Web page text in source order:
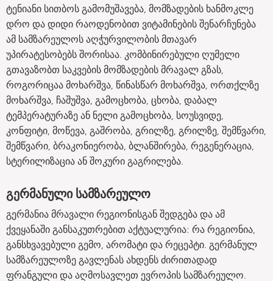
ტენიანი სითბოს გამომუშავება, მომზადების ხანმოკლე
დრო და დიდი რაოდენობით ვიტამინების შენარჩუნება
ამ სამზარეულოს აღჭურვილობის მთავარ
უპირატესობებს შორისაა. კომბინირებული ღუმელი
გთავაზობთ საკვების მომზადების მრავალ გზას,
როგორიცაა მოხარშვა, წინასწარ მოხარშვა, ორთქლზე
მოხარშვა, ჩაშუშვა, გამოცხობა, ცხობა, დაბალ
ტემპერატურაზე ან ნელი გამოცხობა, სოუსვიდე,
კონფიტი, მოწევა, გაშრობა, გრილზე, გრილზე, შემწვარი,
შემწვარი, ბრაკონიერობა, ბლანშირება, რეგენერაცია,
სტერილიზაცია ან შოკური გაგრილება.
გერმანული სამზარეულო
გერმანია მრავალი რეგიონისგან შედგება და ამ
ქვეყანაში განსაკუთრებით აქტუალურია: რა რეგიონია,
განსხვავებული გემო, არომატი და რეცეპტი. გერმანულ
სამზარეულოზე გავლენას ახდენს ძირითადად
ფრანგული და აღმოსავლეთ ევროპის სამზარეულო.